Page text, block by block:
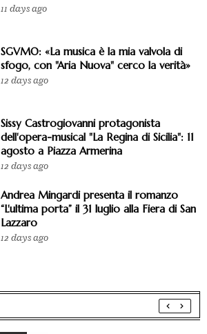
11 days ago
SGVMO: «La musica è la mia valvola di
sfogo, con "Aria Nuova" cerco la verità»
12 days ago
Sissy Castrogiovanni protagonista
dell'opera-musical "La Regina di Sicilia": 11
agosto a Piazza Armerina
12 days ago
Andrea Mingardi presenta il romanzo
“L'ultima porta” il 31 luglio alla Fiera di San
Lazzaro
12 days ago